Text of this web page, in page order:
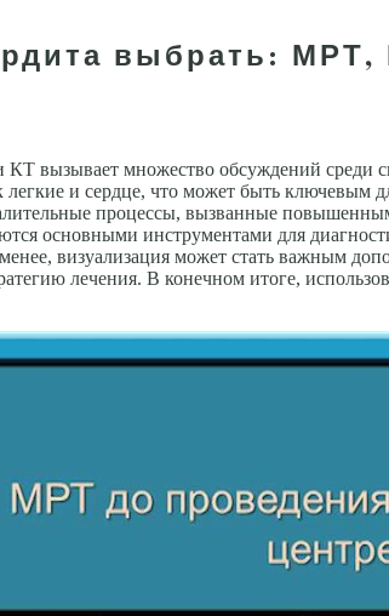
выбрать:
вызывает множество обсуждений среди
и сердце, что может быть ключевым
процессы, вызванные
основными инструментами для
визуализация может стать важным
лечения. В конечном итоге,